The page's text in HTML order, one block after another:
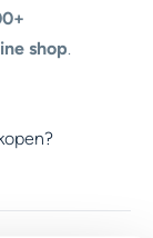
shop